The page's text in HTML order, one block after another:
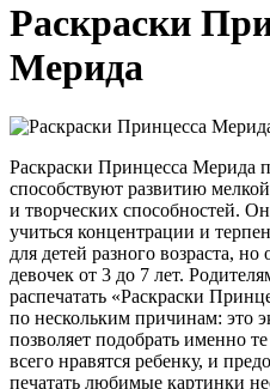
Раскраски
Мерида
Раскраски Принцесса Мерида
способствуют развитию
и творческих способностей.
учиться концентрации и
для детей разного возраста,
девочек от 3 до 7 лет.
распечатать «Раскраски
по нескольким причинам: это
позволяет подобрать именно
всего нравятся ребенку, и
печатать любимые картинки